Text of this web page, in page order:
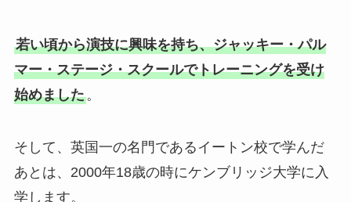
若い頃から演技に興味を持ち、ジャッキー・パル
マー・ステージ・スクールでトレーニングを受け
始めました。
そして、英国一の名門であるイートン校で学んだ
あとは、2000年18歳の時にケンブリッジ大学に入
学します。